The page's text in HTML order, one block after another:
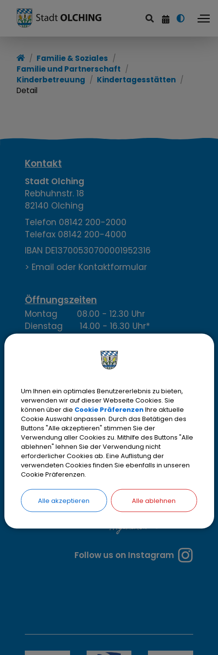
Familie & Soziales
Familie und Partnerschaft
Kinderbetreuung
Kindertagesstätten
Detail
K
o
n
t
a
k
,
Ö
f
n
u
n
g
z
e
i
t
e
w
Kontakt
Stadt Olching
Rebhuhnstr. 18
82140 Olching
Telefon 08142 200-2000
Telefax 08142 200-4000
IBAN DE13700530700001952316
> Email oder Kontaktformular
Öffnungszeiten
Montag 08.00 - 12.30 Uhr
Dienstag 14.00 - 16.30 Uhr*
Donnerstag 14.00 - 18.30 Uhr
Freitag 08.00 - 12.30 Uhr*
* im Bürgerbüro nur mitTermin
Follow us on Instagram
Um Ihnen ein optimales Benutzererlebnis zu bieten,
verwenden wir auf dieser Webseite Cookies. Sie
können über die Cookie PräferenzenIhre aktuelle
Cookie Auswahl anpassen. Durch das Betätigen des
Buttons "Alle akzeptieren" stimmen Sie der
Verwendung aller Cookies zu. Mithilfe des Buttons "Alle
ablehnen" lehnen Sie der Verwendung nicht
erforderlicher Cookies ab. Eine Auflistung der
verwendeten Cookies finden Sie ebenfalls in unseren
Cookie Präferenzen.
Alle akzeptieren Alle ablehnen